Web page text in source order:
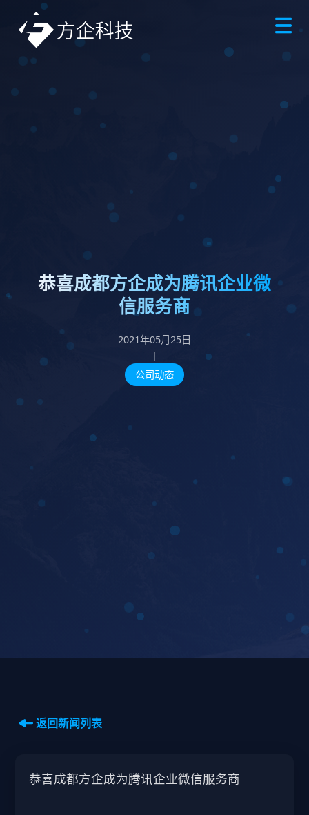
恭喜成都方企成为腾讯企业微
信服务商
2021年05月25日
|
公司动态
返回新闻列表
恭喜成都方企成为腾讯企业微信服务商